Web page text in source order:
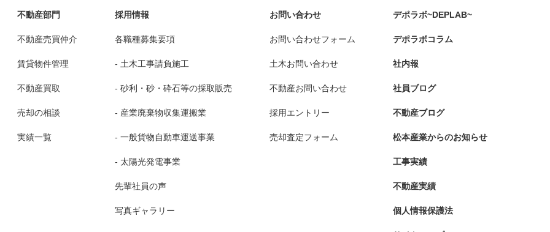
不動産部門
不動産売買仲介
賃貸物件管理
不動産買取
売却の相談
実績一覧
採用情報
各職種募集要項
- 土木工事請負施工
- 砂利・砂・砕石等の採取販売
- 産業廃棄物収集運搬業
- 一般貨物自動車運送事業
- 太陽光発電事業
先輩社員の声
写真ギャラリー
お問い合わせ
お問い合わせフォーム
土木お問い合わせ
不動産お問い合わせ
採用エントリー
売却査定フォーム
デポラボ~DEPLAB~
デポラボコラム
社内報
社員ブログ
不動産ブログ
松本産業からのお知らせ
工事実績
不動産実績
個人情報保護法